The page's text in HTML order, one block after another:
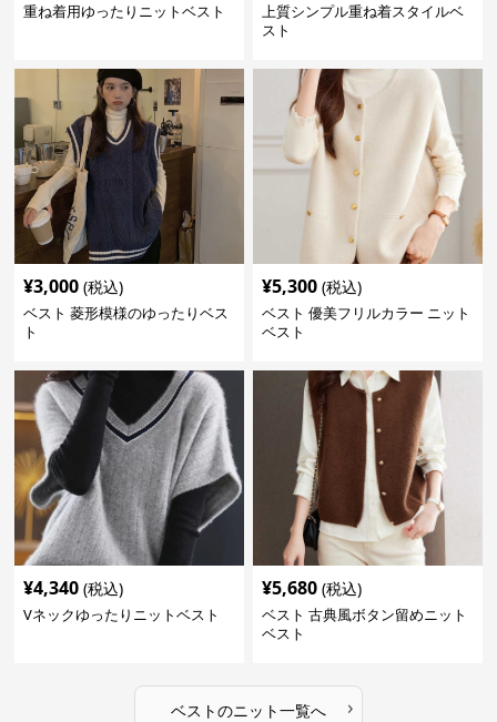
重ね着用ゆったりニットベスト
上質シンプル重ね着スタイルベ
スト
¥3,000 (税込)
ベスト 菱形模様のゆったりベス
ト
¥5,300 (税込)
ベスト 優美フリルカラー ニット
ベスト
¥4,340 (税込)
Vネックゆったりニットベスト
¥5,680 (税込)
ベスト 古典風ボタン留めニット
ベスト
ベストのニット一覧へ ›